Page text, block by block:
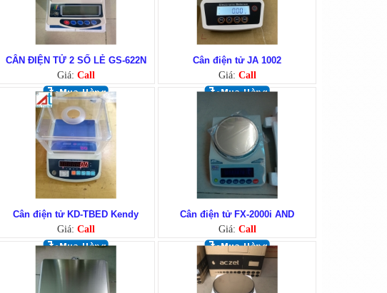
CÂN ĐIỆN TỬ 2 SỐ LẺ GS-622N
Giá: Call
Cân điện tử JA 1002
Giá: Call
Cân điện tử KD-TBED Kendy
Giá: Call
Cân điện tử FX-2000i AND
Giá: Call